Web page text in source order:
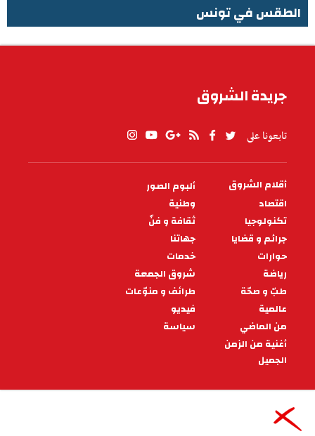
الطقس في تونس
جريدة الشروق
تابعونا على
PIED
DE
PAGE
أقلام الشروق
ألبوم الصور
اقتصاد
وطنية
تكنولوجيا
ثقافة و فنّ
جرائم و قضايا
جهاتنا
حوارات
خدمات
رياضة
شروق الجمعة
طبّ و صحّة
طرائف و منوّعات
عالمية
فيديو
من الماضي
سياسة
أغنية من الزمن
الجميل